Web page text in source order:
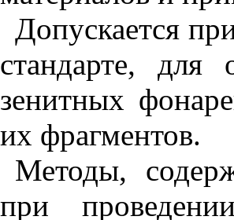
Допускается
стандарте, для
зенитных
их фрагментов.
Методы,
при